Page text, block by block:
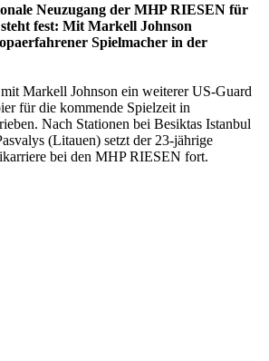
Neuzugang der MHP RIESEN für
steht fest: Mit Markell Johnson
Spielmacher in der
Markell Johnson ein weiterer US-Guard
für die kommende Spielzeit in
Nach Stationen bei Besiktas Istanbul
(Litauen) setzt der 23-jährige
bei den MHP RIESEN fort.